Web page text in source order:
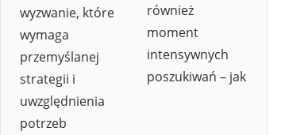
wyzwanie, które
wymaga
przemyślanej
strategii i
uwzględnienia
potrzeb
również
moment
intensywnych
poszukiwań – jak